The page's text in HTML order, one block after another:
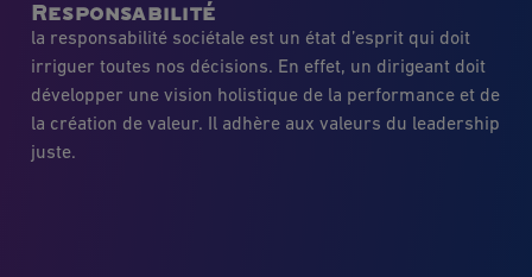
Responsabilité
la responsabilité sociétale est un état d’esprit qui doit
irriguer toutes nos décisions. En effet, un dirigeant doit
développer une vision holistique de la performance et de
la création de valeur. Il adhère aux valeurs du leadership
juste.